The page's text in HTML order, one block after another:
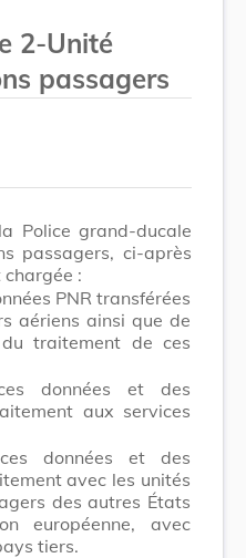
2-Unité
passagers
Police grand-ducale
passagers, ci-après
chargée :
PNR transférées
aériens ainsi que de
traitement de ces
données et des
aux services
données et des
avec les unités
des autres États
européenne, avec
tiers.